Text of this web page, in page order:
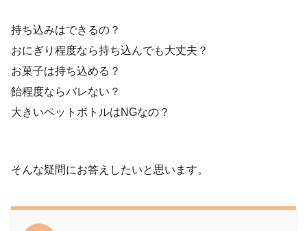
持ち込みはできるの？
おにぎり程度なら持ち込んでも大丈夫？
お菓子は持ち込める？
飴程度ならバレない？
大きいペットボトルはNGなの？
そんな疑問にお答えしたいと思います。